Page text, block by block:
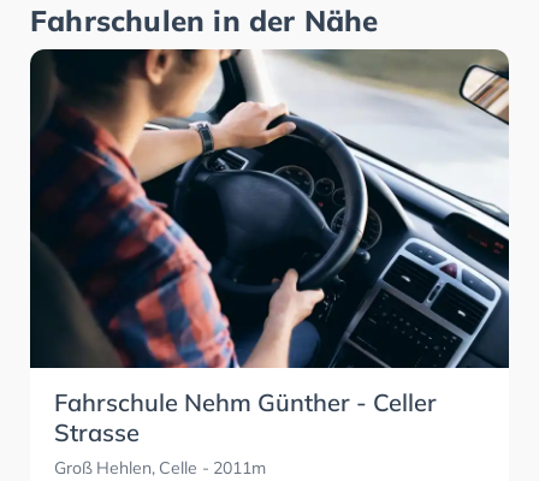
Fahrschulen in der Nähe
Fahrschule Nehm Günther - Celler
Strasse
Groß Hehlen, Celle - 2011m